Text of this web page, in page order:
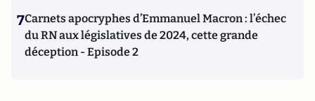
7Carnets apocryphes d’Emmanuel Macron : l’échec
du RN aux législatives de 2024, cette grande
déception - Episode 2